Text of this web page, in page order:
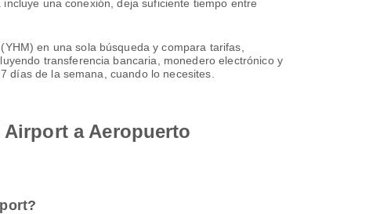
una conexión, deja suficiente tiempo entre
en una sola búsqueda y compara tarifas,
transferencia bancaria, monedero electrónico y
días de la semana, cuando lo necesites.
a Aeropuerto